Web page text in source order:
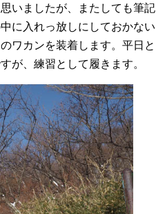
いましたが、またしても筆記
に入れっ放しにしておかない
ワカンを装着します。平日と
が、練習として履きます。